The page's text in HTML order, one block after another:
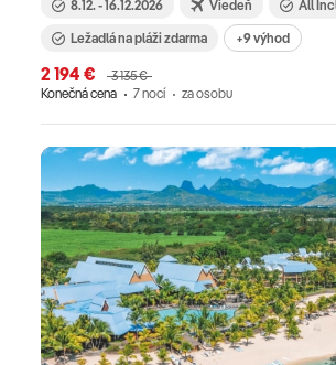
8.12. - 16.12.2026 Viedeň
All
Ležadlá na pláži zdarma
+9 výhod
2 194 €
3 135 €
Konečná cena
7 nocí za osobu